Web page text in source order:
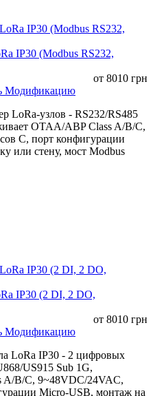
IP30 (Modbus RS232,
от 8010 грн
Модификацию
LoRa-узлов - RS232/RS485
OTAA/ABP Class A/B/C,
C, порт конфигурации
или стену, мост Modbus
IP30 (2 DI, 2 DO,
от 8010 грн
Модификацию
LoRa IP30 - 2 цифровых
US915 Sub 1G,
A/B/C, 9~48VDC/24VAC,
Micro-USB, монтаж на